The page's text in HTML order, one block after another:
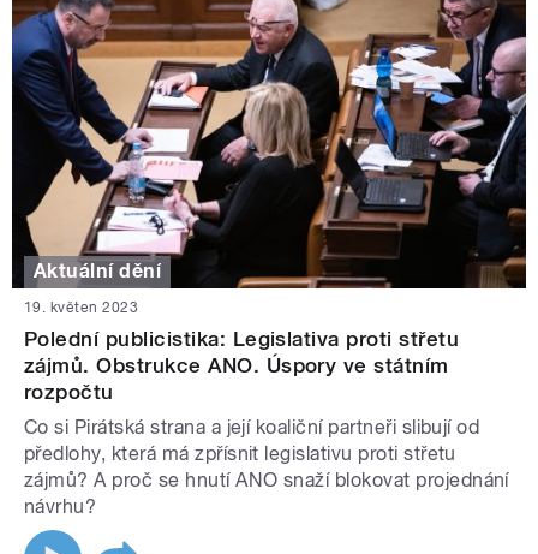
Aktuální dění
19. květen 2023
Polední publicistika: Legislativa proti střetu
zájmů. Obstrukce ANO. Úspory ve státním
rozpočtu
Co si Pirátská strana a její koaliční partneři slibují od
předlohy, která má zpřísnit legislativu proti střetu
zájmů? A proč se hnutí ANO snaží blokovat projednání
návrhu?